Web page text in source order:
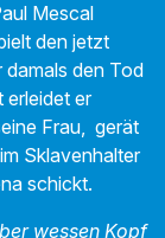
Mescal
den jetzt
damals den Tod
erleidet er
Frau, gerät
Sklavenhalter
schickt.
wessen Kopf